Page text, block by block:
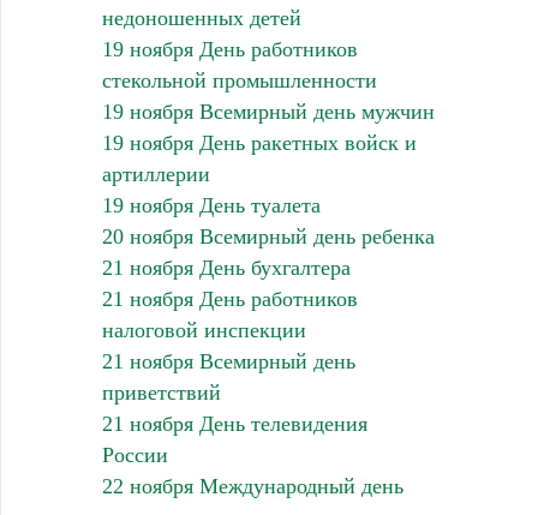
недоношенных детей
19 ноября День работников
стекольной промышленности
19 ноября Всемирный день мужчин
19 ноября День ракетных войск и
артиллерии
19 ноября День туалета
20 ноября Всемирный день ребенка
21 ноября День бухгалтера
21 ноября День работников
налоговой инспекции
21 ноября Всемирный день
приветствий
21 ноября День телевидения
России
22 ноября Международный день